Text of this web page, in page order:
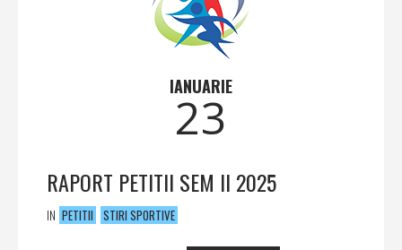
IANUARIE
23
RAPORT PETITII SEM II 2025
IN PETITII STIRI SPORTIVE